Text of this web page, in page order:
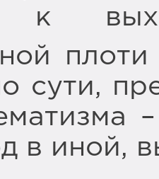
к
сути,
в иной,